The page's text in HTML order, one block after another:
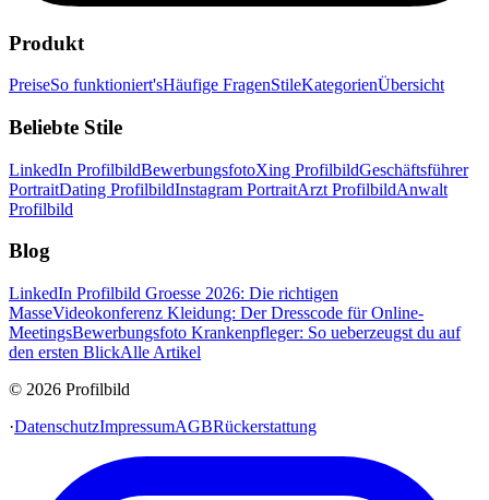
Produkt
PreiseSo funktioniert'sHäufige FragenStileKategorienÜbersicht
Beliebte Stile
LinkedIn ProfilbildBewerbungsfotoXing ProfilbildGeschäftsführer
PortraitDating ProfilbildInstagram PortraitArzt ProfilbildAnwalt
Profilbild
Blog
LinkedIn Profilbild Groesse 2026: Die richtigen
MasseVideokonferenz Kleidung: Der Dresscode für Online-
MeetingsBewerbungsfoto Krankenpfleger: So ueberzeugst du auf
den ersten BlickAlle Artikel
© 2026 Profilbild
·DatenschutzImpressumAGBRückerstattung